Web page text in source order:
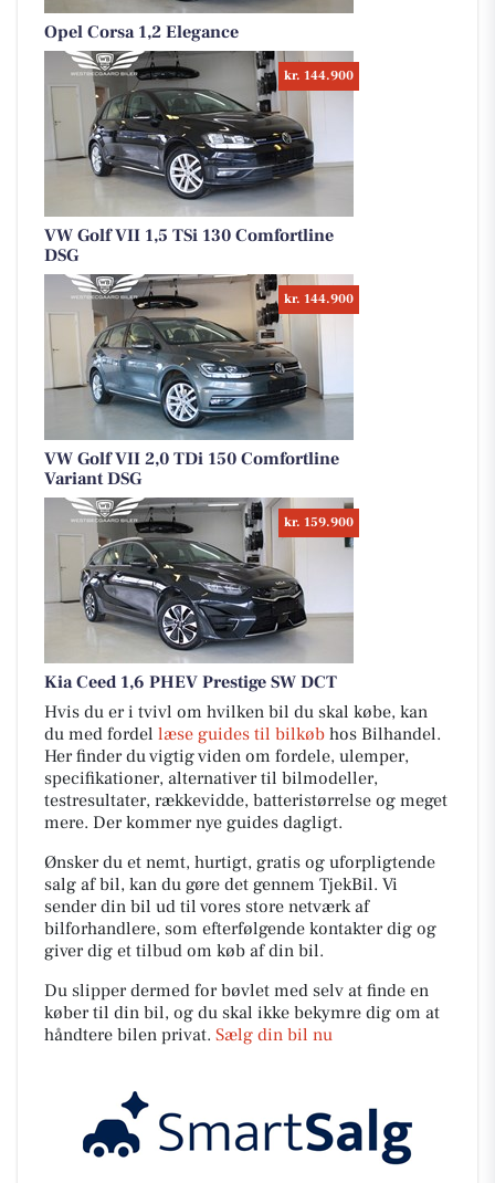
Opel Corsa 1,2 Elegance
kr. 144.900
VW Golf VII 1,5 TSi 130 Comfortline
DSG
kr. 144.900
VW Golf VII 2,0 TDi 150 Comfortline
Variant DSG
kr. 159.900
Kia Ceed 1,6 PHEV Prestige SW DCT
Hvis du er i tvivl om hvilken bil du skal købe, kan
du med fordel læse guides til bilkøb hos Bilhandel.
Her finder du vigtig viden om fordele, ulemper,
specifikationer, alternativer til bilmodeller,
testresultater, rækkevidde, batteristørrelse og meget
mere. Der kommer nye guides dagligt.
Ønsker du et nemt, hurtigt, gratis og uforpligtende
salg af bil, kan du gøre det gennem TjekBil. Vi
sender din bil ud til vores store netværk af
bilforhandlere, som efterfølgende kontakter dig og
giver dig et tilbud om køb af din bil.
Du slipper dermed for bøvlet med selv at finde en
køber til din bil, og du skal ikke bekymre dig om at
håndtere bilen privat. Sælg din bil nu